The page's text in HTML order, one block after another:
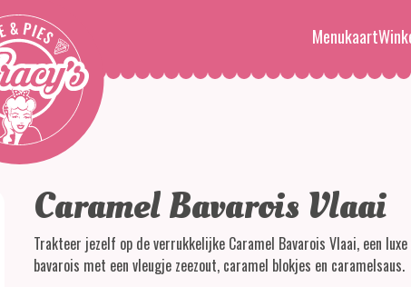
Menukaart
Caramel Bavarois Vlaai
Trakteer jezelf op de verrukkelijke Caramel Bavarois Vlaai, een
bavarois met een vleugje zeezout, caramel blokjes en caramelsaus.